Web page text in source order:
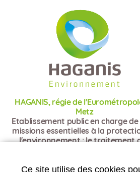
Ce site utilise des cookies
HAGANIS, régie de
Metz
Etablissement public en charge de
missions essentielles à la
l'environnement : le traitement